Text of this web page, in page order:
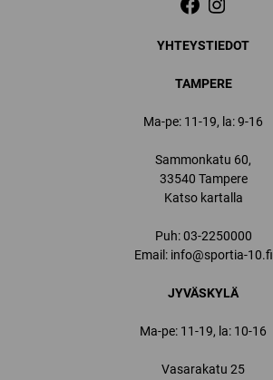
YHTEYSTIEDOT
TAMPERE
Ma-pe: 11-19, la: 9-16
Sammonkatu 60,
33540 Tampere
Katso kartalla
Puh:03-2250000
Email: info@sportia-10.fi
JYVÄSKYLÄ
Ma-pe: 11-19, la: 10-16
Vasarakatu 25